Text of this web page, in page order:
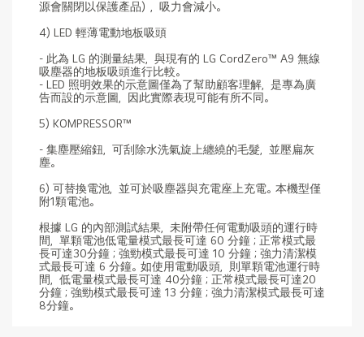
源會關閉以保護產品），吸力會減小。
4) LED 輕薄電動地板吸頭
- 此為 LG 的測量結果，與現有的 LG CordZero™ A9 無線
吸塵器的地板吸頭進行比較。
- LED 照明效果的示意圖僅為了幫助顧客理解，是專為廣
告而設的示意圖，因此實際表現可能有所不同。
5) KOMPRESSOR™
- 集塵壓縮鈕，可刮除水洗氣旋上纏繞的毛髮，並壓扁灰
塵。
6) 可替換電池，並可於吸塵器與充電座上充電。本機型僅
附1顆電池。
根據 LG 的內部測試結果，未附帶任何電動吸頭的運行時
間，單顆電池低電量模式最長可達 60 分鐘；正常模式最
長可達30分鐘；強勁模式最長可達 10 分鐘；強力清潔模
式最長可達 6 分鐘。如使用電動吸頭，則單顆電池運行時
間，低電量模式最長可達 40分鐘；正常模式最長可達20
分鐘；強勁模式最長可達 13 分鐘；強力清潔模式最長可達
8分鐘。